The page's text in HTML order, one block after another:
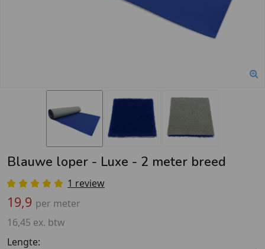
Blauwe loper - Luxe - 2 meter breed
1 review
19,9 per meter
16,45 ex. btw
Lengte: